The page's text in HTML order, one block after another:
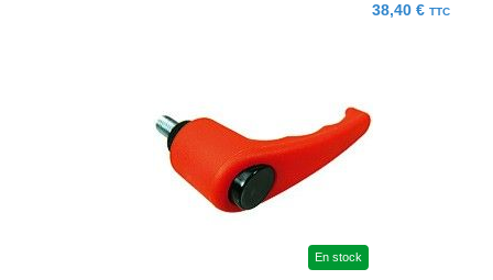
38,40 € TTC
En stock